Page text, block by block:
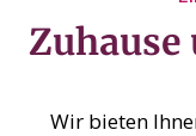
Wir bieten